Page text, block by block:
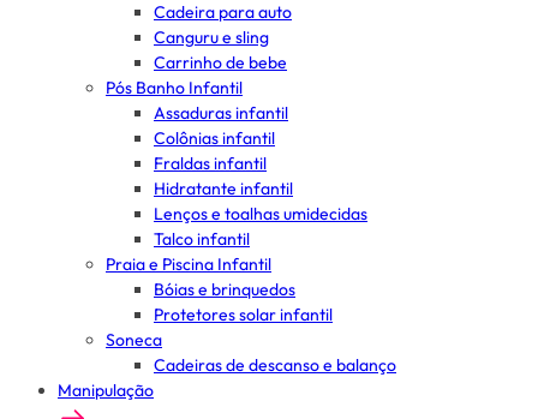
Cadeira para auto
Canguru e sling
Carrinho de bebe
Pós Banho Infantil
Assaduras infantil
Colônias infantil
Fraldas infantil
Hidratante infantil
Lenços e toalhas umidecidas
Talco infantil
Praia e Piscina Infantil
Bóias e brinquedos
Protetores solar infantil
Soneca
Cadeiras de descanso e balanço
Manipulação